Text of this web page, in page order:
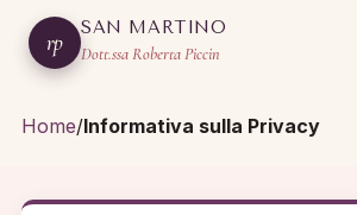
rp
SAN MARTINO
Dott.ssa Roberta Piccin
Home/Informativa sulla Privacy